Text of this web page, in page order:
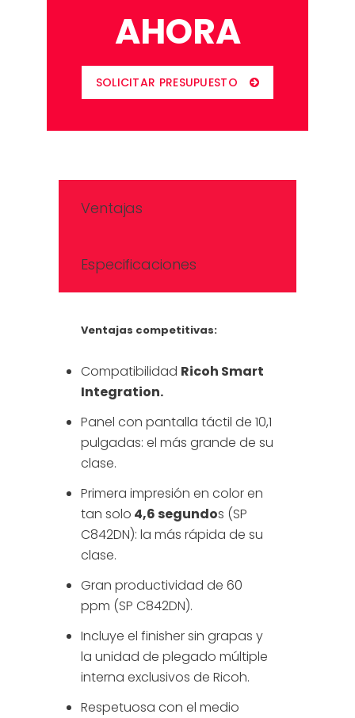
AHORA
SOLICITAR PRESUPUESTO
Ventajas
Especificaciones
Ventajas competitivas:
Compatibilidad Ricoh Smart
Integration.
Panel con pantalla táctil de 10,1
pulgadas: el más grande de su
clase.
Primera impresión en color en
tan solo 4,6 segundos (SP
C842DN): la más rápida de su
clase.
Gran productividad de 60
ppm (SP C842DN).
Incluye el finisher sin grapas y
la unidad de plegado múltiple
interna exclusivos de Ricoh.
Respetuosa con el medio